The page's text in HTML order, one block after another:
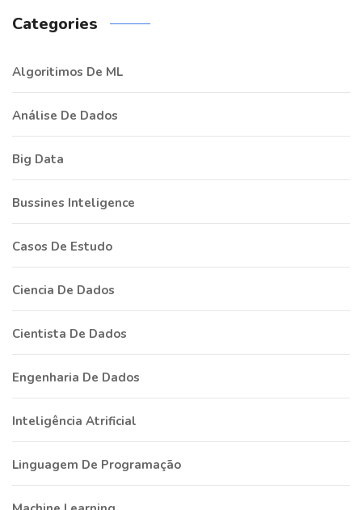
Categories
Algoritimos De ML
Análise De Dados
Big Data
Bussines Inteligence
Casos De Estudo
Ciencia De Dados
Cientista De Dados
Engenharia De Dados
Inteligência Atrificial
Linguagem De Programação